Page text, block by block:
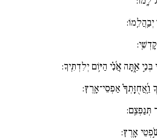
יְבַֽהֲלֵֽמוֹ:
אַ֑תָּה אֲ֜נִ֗י הַיּ֥וֹם יְלִדְתִּֽיךָ:
וַֽ֜אֲחֻזָּֽתְךָ֗ אַפְסֵי־אָֽרֶץ:
תְּנַפְּצֵֽם:
אָֽרֶץ: